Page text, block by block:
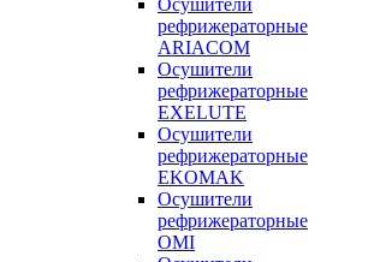
Осушители
рефрижераторные
ARIACOM
Осушители
рефрижераторные
EXELUTE
Осушители
рефрижераторные
EKOMAK
Осушители
рефрижераторные
OMI